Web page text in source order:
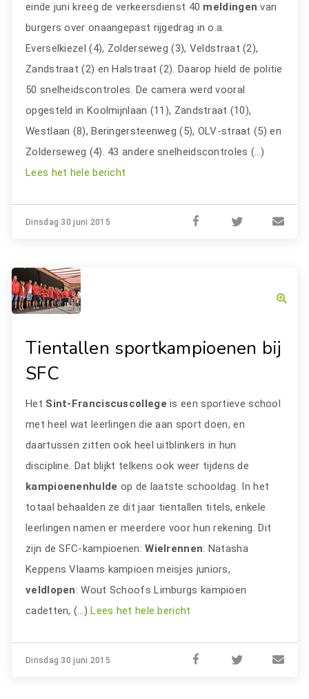
einde juni kreeg de verkeersdienst 40 meldingenvan
burgers over onaangepast rijgedrag in o.a.
Everselkiezel (4), Zolderseweg (3), Veldstraat (2),
Zandstraat (2) en Halstraat (2). Daarop hield de politie
50 snelheidscontroles. De camera werd vooral
opgesteld in Koolmijnlaan (11), Zandstraat (10),
Westlaan (8), Beringersteenweg (5), OLV-straat (5) en
Zolderseweg (4). 43 andere snelheidscontroles (…)
Lees het hele bericht
Dinsdag 30 juni 2015
Tientallen sportkampioenen bij
SFC
Het Sint-Franciscuscollege is een sportieve school
met heel wat leerlingen die aan sport doen, en
daartussen zitten ook heel uitblinkers in hun
discipline. Dat blijkt telkens ook weer tijdens de
kampioenenhulde op de laatste schooldag. In het
totaal behaalden ze dit jaar tientallen titels, enkele
leerlingen namen er meerdere voor hun rekening. Dit
zijn de SFC-kampioenen:Wielrennen: Natasha
Keppens Vlaams kampioen meisjes juniors,
veldlopen: Wout Schoofs Limburgs kampioen
cadetten, (…)Lees het hele bericht
Dinsdag 30 juni 2015